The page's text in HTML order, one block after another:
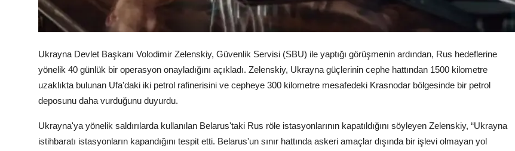
Ukrayna Devlet Başkanı Volodimir Zelenskiy, Güvenlik Servisi (SBU) ile yaptığı görüşmenin ardından, Rus hedeflerine
yönelik 40 günlük bir operasyon onayladığını açıkladı. Zelenskiy, Ukrayna güçlerinin cephe hattından 1500 kilometre
uzaklıkta bulunan Ufa'daki iki petrol rafinerisini ve cepheye 300 kilometre mesafedeki Krasnodar bölgesinde bir petrol
deposunu daha vurduğunu duyurdu.
Ukrayna'ya yönelik saldırılarda kullanılan Belarus'taki Rus röle istasyonlarının kapatıldığını söyleyen Zelenskiy, “Ukrayna
istihbaratı istasyonların kapandığını tespit etti. Belarus'un sınır hattında askeri amaçlar dışında bir işlevi olmayan yol